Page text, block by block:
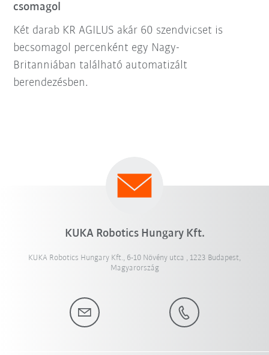
csomagol
Két darab KR AGILUS akár 60 szendvicset is
becsomagol percenként egy Nagy-
Britanniában található automatizált
berendezésben.
KUKA Robotics Hungary Kft.
KUKA Robotics Hungary Kft., 6-10 Növény utca , 1223 Budapest,
Magyarország